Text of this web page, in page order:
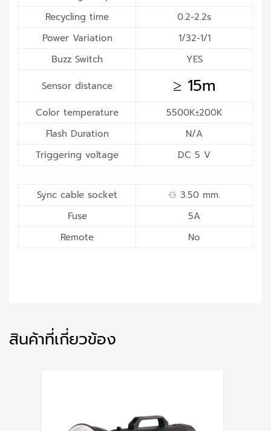
Recycling time
0.2-2.2s
Power Variation
1/32-1/1
Buzz Switch
YES
Sensor distance
≥ 15m
Color temperature
5500K±200K
Flash Duration
N/A
Triggering voltage
DC 5 V
Sync cable socket
⦵ 3.50 mm.
Fuse
5A
Remote
No
สินค้าที่เกี่ยวข้อง